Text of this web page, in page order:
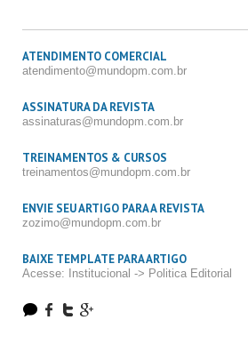
ATENDIMENTO COMERCIAL
atendimento@mundopm.com.br
ASSINATURA DA REVISTA
assinaturas@mundopm.com.br
TREINAMENTOS & CURSOS
treinamentos@mundopm.com.br
ENVIE SEU ARTIGO PARA A REVISTA
zozimo@mundopm.com.br
BAIXE TEMPLATE PARA ARTIGO
Acesse: Institucional -> Politica Editorial